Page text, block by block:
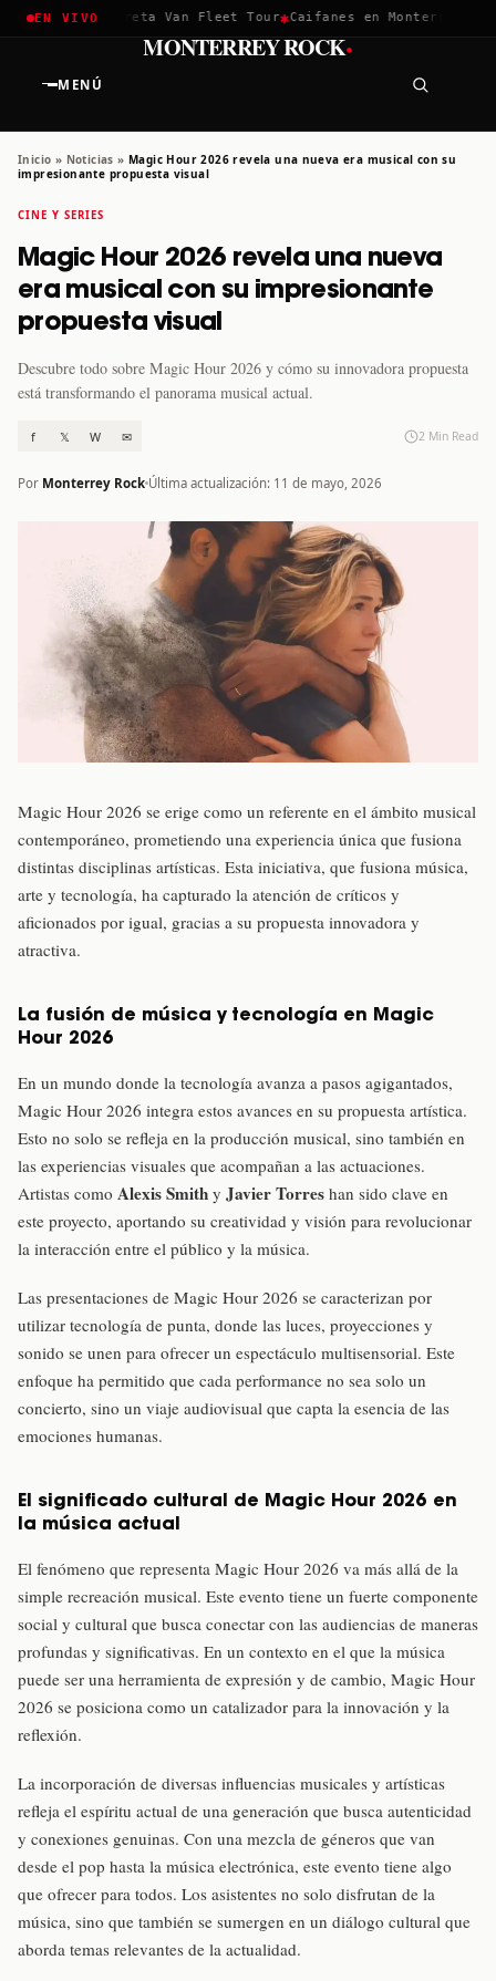
EN VIVO
2026✱Greta Van Fleet Tour✱Caifanes en Monterrey · 12
MENÚ
MONTERREY ROCK·
Inicio » Noticias » Magic Hour 2026 revela una nueva era musical con su
impresionante propuesta visual
CINE Y SERIES
Magic Hour 2026 revela una nueva
era musical con su impresionante
propuesta visual
Descubre todo sobre Magic Hour 2026 y cómo su innovadora propuesta
está transformando el panorama musical actual.
f 𝕏 W ✉ 2 Min Read
Por Monterrey Rock Última actualización: 11 de mayo, 2026
Magic Hour 2026 se erige como un referente en el ámbito musical
contemporáneo, prometiendo una experiencia única que fusiona
distintas disciplinas artísticas. Esta iniciativa, que fusiona música,
arte y tecnología, ha capturado la atención de críticos y
aficionados por igual, gracias a su propuesta innovadora y
atractiva.
La fusión de música y tecnología en Magic
Hour 2026
En un mundo donde la tecnología avanza a pasos agigantados,
Magic Hour 2026 integra estos avances en su propuesta artística.
Esto no solo se refleja en la producción musical, sino también en
las experiencias visuales que acompañan a las actuaciones.
Artistas como Alexis Smith y Javier Torres han sido clave en
este proyecto, aportando su creatividad y visión para revolucionar
la interacción entre el público y la música.
Las presentaciones de Magic Hour 2026 se caracterizan por
utilizar tecnología de punta, donde las luces, proyecciones y
sonido se unen para ofrecer un espectáculo multisensorial. Este
enfoque ha permitido que cada performance no sea solo un
concierto, sino un viaje audiovisual que capta la esencia de las
emociones humanas.
El significado cultural de Magic Hour 2026 en
la música actual
El fenómeno que representa Magic Hour 2026 va más allá de la
simple recreación musical. Este evento tiene un fuerte componente
social y cultural que busca conectar con las audiencias de maneras
profundas y significativas. En un contexto en el que la música
puede ser una herramienta de expresión y de cambio, Magic Hour
2026 se posiciona como un catalizador para la innovación y la
reflexión.
La incorporación de diversas influencias musicales y artísticas
refleja el espíritu actual de una generación que busca autenticidad
y conexiones genuinas. Con una mezcla de géneros que van
desde el pop hasta la música electrónica, este evento tiene algo
que ofrecer para todos. Los asistentes no solo disfrutan de la
música, sino que también se sumergen en un diálogo cultural que
aborda temas relevantes de la actualidad.